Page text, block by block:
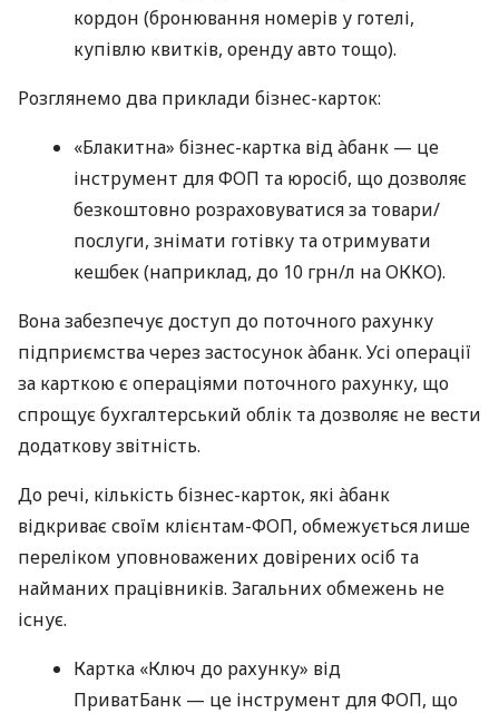
кордон (бронювання номерів у готелі,
купівлю квитків, оренду авто тощо).
Розглянемо два приклади бізнес-карток:
«Блакитна» бізнес-картка від àбанк — це
інструмент для ФОП та юросіб, що дозволяє
безкоштовно розраховуватися за товари/
послуги, знімати готівку та отримувати
кешбек (наприклад, до 10 грн/л на ОККО).
Вона забезпечує доступ до поточного рахунку
підприємства через застосунок àбанк. Усі операції
за карткою є операціями поточного рахунку, що
спрощує бухгалтерський облік та дозволяє не вести
додаткову звітність.
До речі, кількість бізнес-карток, які àбанк
відкриває своїм клієнтам-ФОП, обмежується лише
переліком уповноважених довірених осіб та
найманих працівників. Загальних обмежень не
існує.
Картка «Ключ до рахунку» від
ПриватБанк — це інструмент для ФОП, що